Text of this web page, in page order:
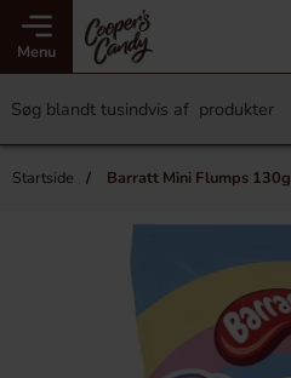
Menu
Startside Barratt Mini Flumps 130g